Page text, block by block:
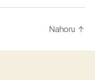
Nahoru ↑